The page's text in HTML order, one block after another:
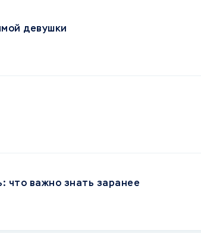
девушки
что важно знать заранее